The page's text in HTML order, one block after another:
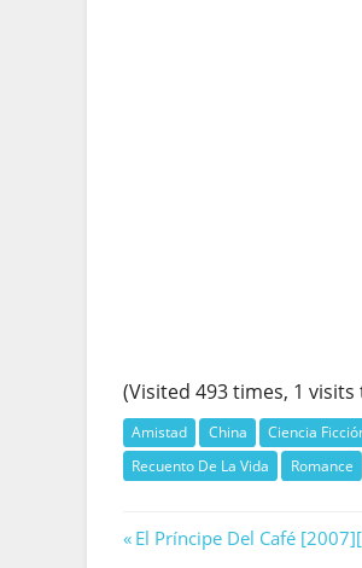
(Visited 493 times, 1 visits
Amistad China Ciencia
Recuento De La Vida
Romance
Navegación
Previous
El Príncipe Del Café